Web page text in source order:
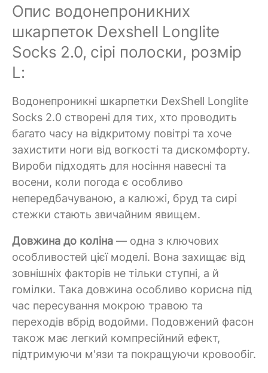
Опис водонепроникних
шкарпеток Dexshell Longlite
Socks 2.0, сірі полоски, розмір
L:
Водонепроникні шкарпетки DexShell Longlite
Socks 2.0 створені для тих, хто проводить
багато часу на відкритому повітрі та хоче
захистити ноги від вогкості та дискомфорту.
Вироби підходять для носіння навесні та
восени, коли погода є особливо
непередбачуваною, а калюжі, бруд та сирі
стежки стають звичайним явищем.
Довжина до коліна — одна з ключових
особливостей цієї моделі. Вона захищає від
зовнішніх факторів не тільки ступні, а й
гомілки. Така довжина особливо корисна під
час пересування мокрою травою та
переходів вбрід водойми. Подовжений фасон
також має легкий компресійний ефект,
підтримуючи м'язи та покращуючи кровообіг.